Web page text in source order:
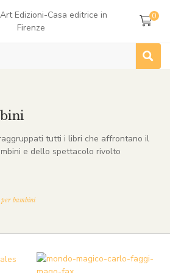
0
tutti i libri che affrontano il
e dello spettacolo rivolto
bambini